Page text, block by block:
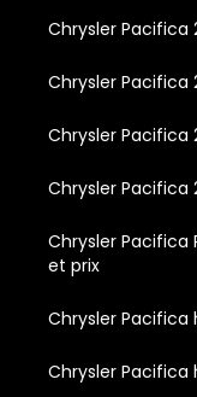
Chrysler
Chrysler
Chrysler
Chrysler Pacifica
Chrysler Pacifica
et prix
Chrysler Pacifica
Chrysler Pacifica